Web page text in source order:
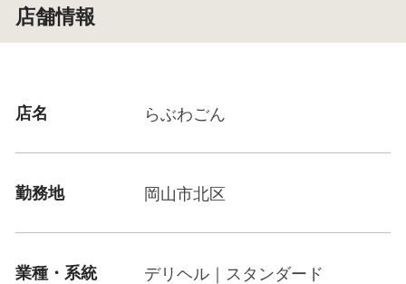
店舗情報
店名 らぶわごん
勤務地 岡山市北区
業種・系統 デリヘル｜スタンダード